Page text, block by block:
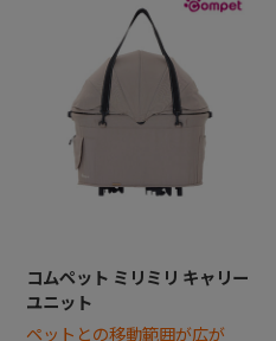
コムペット ミリミリ キャリー
ユニット
ペットとの移動範囲が広が